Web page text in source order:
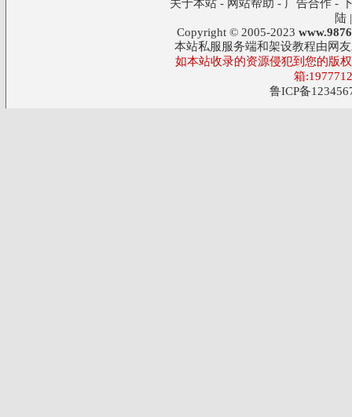
关于本站- 网站帮助 - 广告合作-
陆
Copyright © 2005-2023
本站私服服务端和架设教程由网
如本站收录的资源侵犯到您的版
箱
鲁ICP备